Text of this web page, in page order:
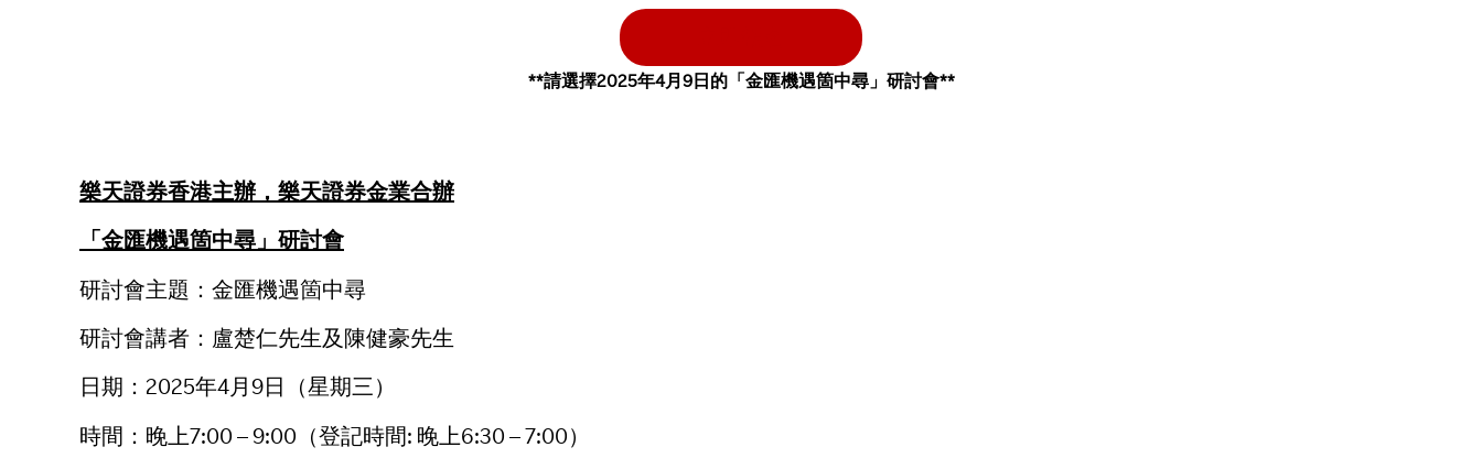
**請選擇2025年4月9日的「金匯機遇箇中尋」研討會**
樂天證券香港主辦，樂天證券金業合辦
「金匯機遇箇中尋」研討會
研討會主題：金匯機遇箇中尋
研討會講者：盧楚仁先生及陳健豪先生
日期：2025年4月9日（星期三）
時間：晚上7:00 – 9:00（登記時間: 晚上6:30 – 7:00）